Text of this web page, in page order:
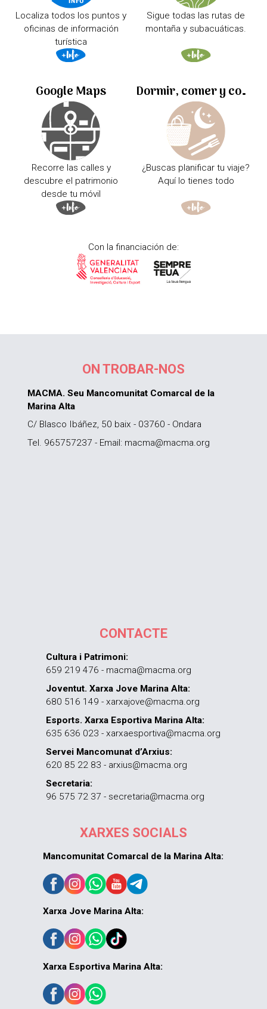
Localiza todos los puntos y
oficinas de información
turística
Sigue todas las rutas de
montaña y subacuáticas.
Google Maps
Recorre las calles y
descubre el patrimonio
desde tu móvil
Dormir, comer y comprar
¿Buscas planificar tu viaje?
Aquí lo tienes todo
Con la financiación de:
ON TROBAR-NOS
MACMA. Seu Mancomunitat Comarcal de la
Marina Alta
C/ Blasco Ibáñez, 50 baix - 03760 - Ondara
Tel. 965757237 - Email: macma@macma.org
CONTACTE
Cultura i Patrimoni:
659 219 476 - macma@macma.org
Joventut. Xarxa Jove Marina Alta:
680 516 149 - xarxajove@macma.org
Esports. Xarxa Esportiva Marina Alta:
635 636 023 - xarxaesportiva@macma.org
Servei Mancomunat d’Arxius:
620 85 22 83 - arxius@macma.org
Secretaria:
96 575 72 37 - secretaria@macma.org
XARXES SOCIALS
Mancomunitat Comarcal de la Marina Alta:
Xarxa Jove Marina Alta:
Xarxa Esportiva Marina Alta: